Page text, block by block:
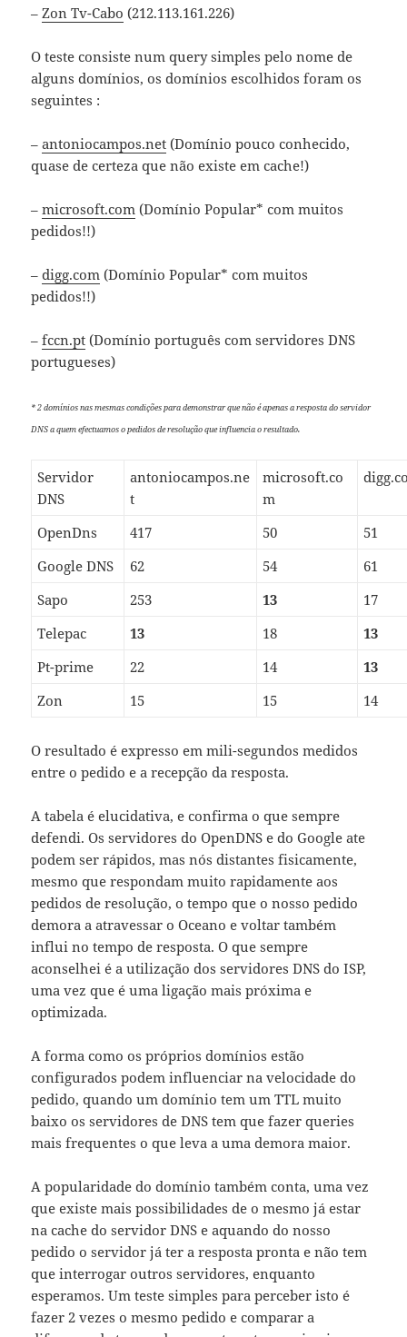
–Zon Tv-Cabo (212.113.161.226)
O teste consiste num query simples pelo nome de
alguns domínios, os domínios escolhidos foram os
seguintes :
–antoniocampos.net (Domínio pouco conhecido,
quase de certeza que não existe em cache!)
–microsoft.com (Domínio Popular* com muitos
pedidos!!)
–digg.com (Domínio Popular* com muitos
pedidos!!)
–fccn.pt (Domínio português com servidores DNS
portugueses)
* 2 domínios nas mesmas condições para demonstrar que não é apenas a resposta do servidor
DNS a quem efectuamos o pedidos de resolução que influencia o resultado.
Servidor
DNS
antoniocampos.ne
t
microsoft.co
m
OpenDns 417 50
51
Google DNS
62 54
61
Sapo
253 13
17
Telepac
13 18
13
Pt-prime
22 14
13
Zon
15 15 14
O resultado é expresso em mili-segundos medidos
entre o pedido e a recepção da resposta.
A tabela é elucidativa, e confirma o que sempre
defendi. Os servidores do OpenDNS e do Google ate
podem ser rápidos, mas nós distantes fisicamente,
mesmo que respondam muito rapidamente aos
pedidos de resolução, o tempo que o nosso pedido
demora a atravessar o Oceano e voltar também
influi no tempo de resposta. O que sempre
aconselhei é a utilização dos servidores DNS do ISP,
uma vez que é uma ligação mais próxima e
optimizada.
A forma como os próprios domínios estão
configurados podem influenciar na velocidade do
pedido, quando um domínio tem um TTL muito
baixo os servidores de DNS tem que fazer queries
mais frequentes o que leva a uma demora maior.
A popularidade do domínio também conta, uma vez
que existe mais possibilidades de o mesmo já estar
na cache do servidor DNS e aquando do nosso
pedido o servidor já ter a resposta pronta e não tem
que interrogar outros servidores, enquanto
esperamos. Um teste simples para perceber isto é
fazer 2 vezes o mesmo pedido e comparar a